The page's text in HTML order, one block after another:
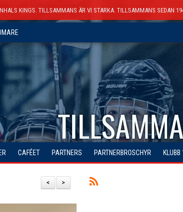
KINGS. TILLSAMMANS ÄR VI STARKA. TILLSAMMANS SEDAN
CAFÉET PARTNERS PARTNERBROSCHYR
>
<